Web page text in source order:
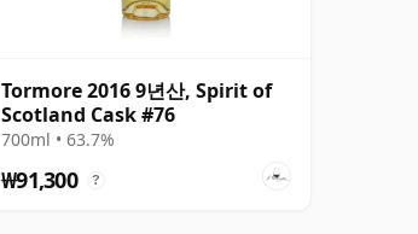
Tormore 2016 9년산, Spirit of
Scotland Cask #76
700ml • 63.7%
₩91,300 ?